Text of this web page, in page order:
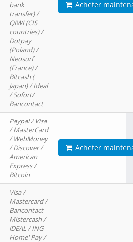
bank
transfer) /
QIWI (CIS
countries) /
Dotpay
(Poland) /
Neosurf
(France) /
Bitcash (
Japan) / Ideal
/ Sofort/
Bancontact
Acheter
Paypal / Visa
/ MasterCard
/ WebMoney
/ Discover /
American
Express /
Bitcoin
Acheter
Visa /
Mastercard /
Bancontact
Mistercash /
iDEAL / ING
Home' Pay /